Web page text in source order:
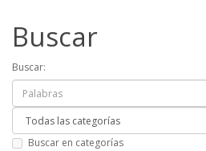
Buscar
Buscar:
Buscar en categorías